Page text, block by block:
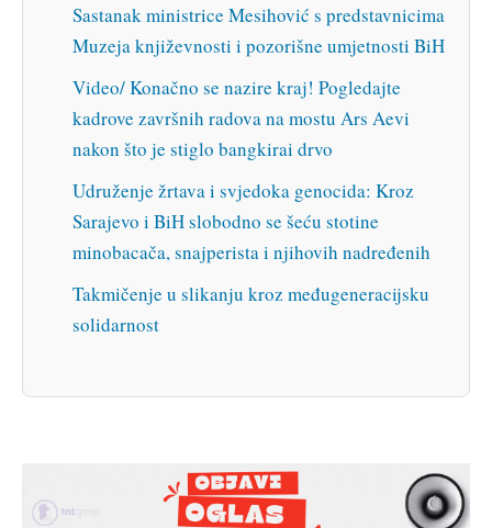
Sastanak ministrice Mesihović s predstavnicima
Muzeja književnosti i pozorišne umjetnosti BiH
Video/ Konačno se nazire kraj! Pogledajte
kadrove završnih radova na mostu Ars Aevi
nakon što je stiglo bangkirai drvo
Udruženje žrtava i svjedoka genocida: Kroz
Sarajevo i BiH slobodno se šeću stotine
minobacača, snajperista i njihovih nadređenih
Takmičenje u slikanju kroz međugeneracijsku
solidarnost